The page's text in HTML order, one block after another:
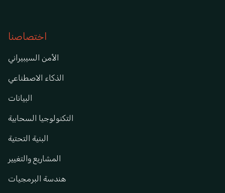
اختصاصنا
الأمن السيبيراني
الذكاء الاصطناعي
البيانات
التكنولوجيا السحابية
البنية التحتية
المشاريع والتغيير
هندسة البرمجيات